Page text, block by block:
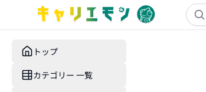
トップ
カテゴリー 一覧